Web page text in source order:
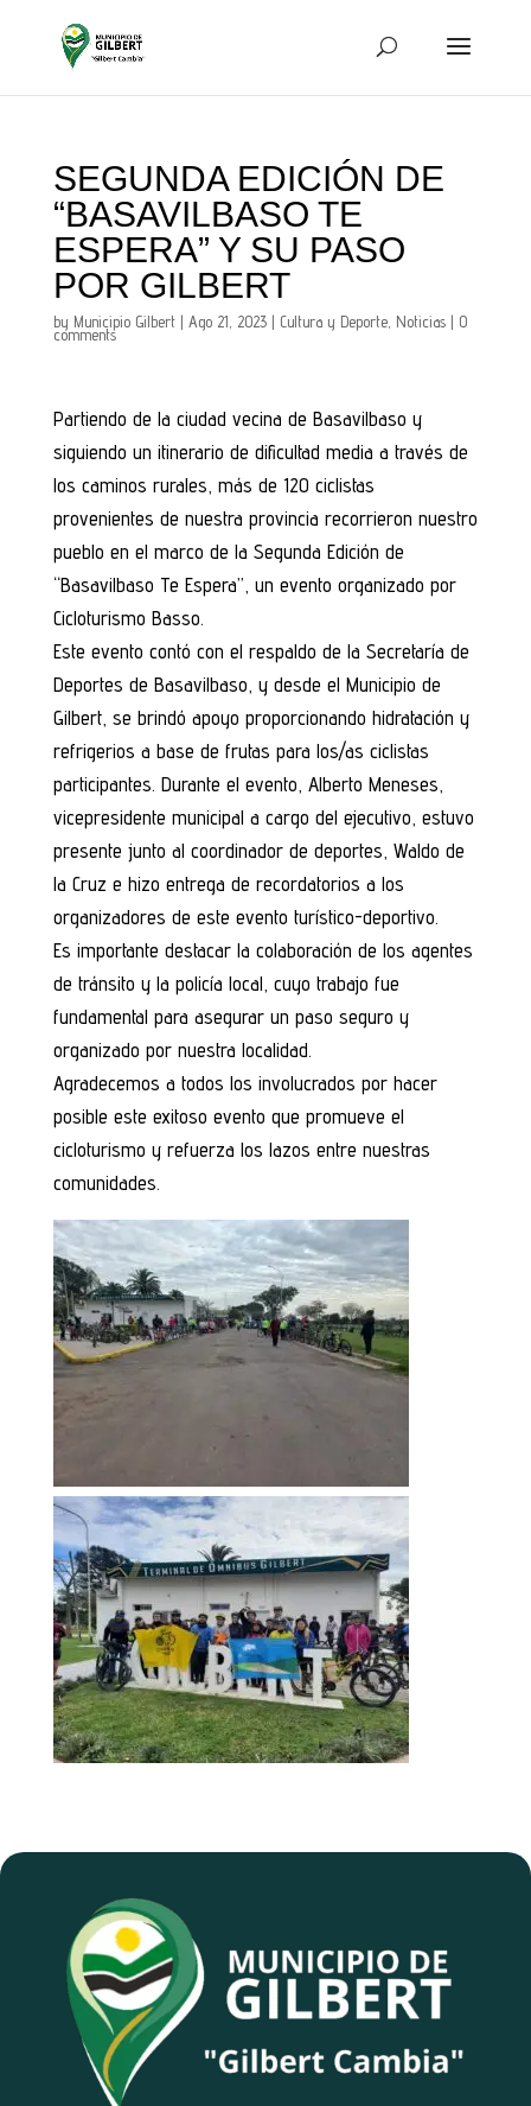
SEGUNDA EDICIÓN DE
“BASAVILBASO TE
ESPERA” Y SU PASO
POR GILBERT
by Municipio Gilbert| Ago 21, 2023| Cultura y Deporte, Noticias| 0
comments
Partiendo de la ciudad vecina de Basavilbaso y
siguiendo un itinerario de dificultad media a través de
los caminos rurales, más de 120 ciclistas
provenientes de nuestra provincia recorrieron nuestro
pueblo en el marco de la Segunda Edición de
“Basavilbaso Te Espera”, un evento organizado por
Cicloturismo Basso.
Este evento contó con el respaldo de la Secretaría de
Deportes de Basavilbaso, y desde el Municipio de
Gilbert, se brindó apoyo proporcionando hidratación y
refrigerios a base de frutas para los/as ciclistas
participantes. Durante el evento, Alberto Meneses,
vicepresidente municipal a cargo del ejecutivo, estuvo
presente junto al coordinador de deportes, Waldo de
la Cruz e hizo entrega de recordatorios a los
organizadores de este evento turístico-deportivo.
Es importante destacar la colaboración de los agentes
de tránsito y la policía local, cuyo trabajo fue
fundamental para asegurar un paso seguro y
organizado por nuestra localidad.
Agradecemos a todos los involucrados por hacer
posible este exitoso evento que promueve el
cicloturismo y refuerza los lazos entre nuestras
comunidades.